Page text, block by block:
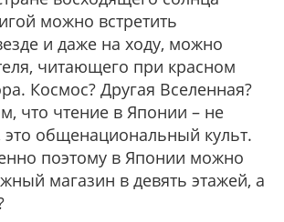
можно встретить
и даже на ходу, можно
читающего при красном
Космос? Другая Вселенная?
что чтение в Японии – не
это общенациональный культ.
поэтому в Японии можно
магазин в девять этажей, а